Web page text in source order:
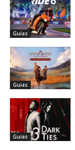
Guias
Guias
Guias